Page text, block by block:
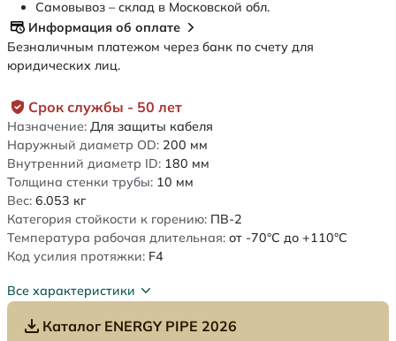
Срок службы - 50 лет
Назначение: Для защиты кабеля
Наружный диаметр OD: 200 мм
Внутренний диаметр ID: 180 мм
Толщина стенки трубы: 10 мм
Вес: 6.053 кг
Категория стойкости к горению: ПВ-2
Температура рабочая длительная: от -70°C до +110°C
Код усилия протяжки: F4
Все характеристики
Каталог ENERGY PIPE 2026
Самовывоз – склад в Московской обл.
Информация об оплате
Безналичным платежом через банк по счету для
юридических лиц.